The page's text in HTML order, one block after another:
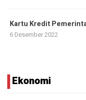
Kartu Kredit
6 Desember 2022
Ekonomi